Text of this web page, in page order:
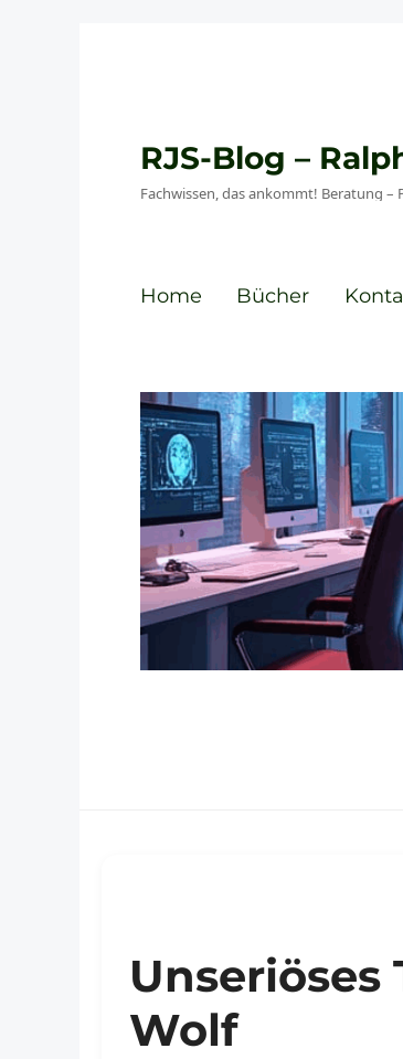
RJS-Blog –
Fachwissen, das ankommt! Beratung –
Home Bücher
Wolf